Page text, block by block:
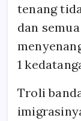
tenang
dan
1
Troli